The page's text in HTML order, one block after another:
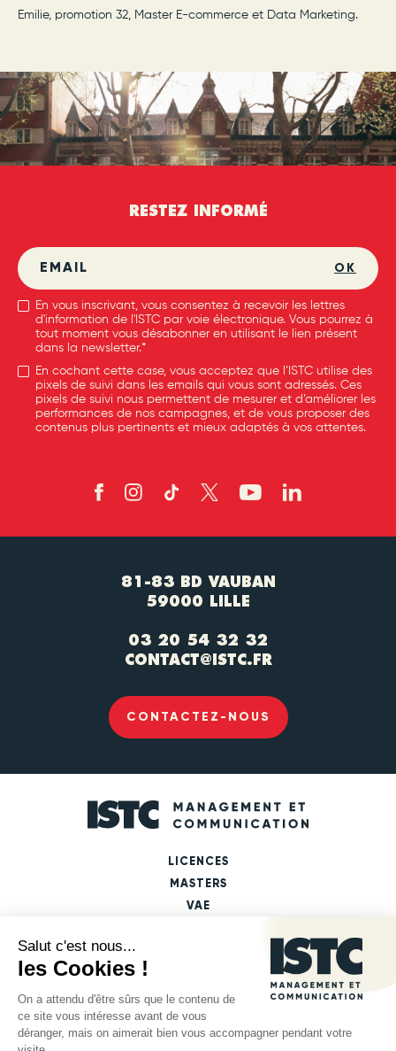
Emilie, promotion 32, Master E-commerce et Data Marketing.
RESTEZ INFORMÉ
OK
En vous inscrivant, vous consentez à recevoir les lettres
d'information de l'ISTC par voie électronique. Vous pourrez à
tout moment vous désabonner en utilisant le lien présent
dans la newsletter.*
En cochant cette case, vous acceptez que l’ISTC utilise des
pixels de suivi dans les emails qui vous sont adressés. Ces
pixels de suivi nous permettent de mesurer et d’améliorer les
performances de nos campagnes, et de vous proposer des
contenus plus pertinents et mieux adaptés à vos attentes.
81-83 BD VAUBAN
59000 LILLE
03 20 54 32 32
CONTACT@ISTC.FR
CONTACTEZ-NOUS
LICENCES
MASTERS
VAE
FICHES PARCOURS DE FORMATION
LES DÉBOUCHÉS PAR MASTERS
LES DÉBOUCHÉS PAR DOMAINES
MENTIONS LÉGALES